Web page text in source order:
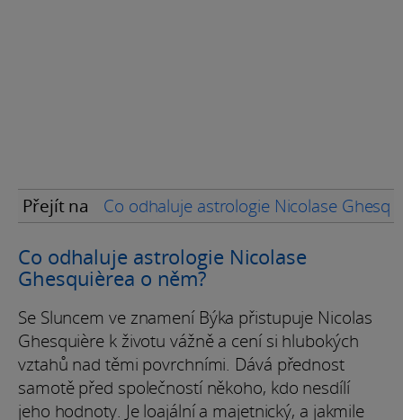
Přejít na Co odhaluje astrologie Nicolase
Co odhaluje astrologie Nicolase
Ghesquièrea o něm?
Se Sluncem ve znamení Býka přistupuje Nicolas
Ghesquière k životu vážně a cení si hlubokých
vztahů nad těmi povrchními. Dává přednost
samotě před společností někoho, kdo nesdílí
jeho hodnoty. Je loajální a majetnický, a jakmile